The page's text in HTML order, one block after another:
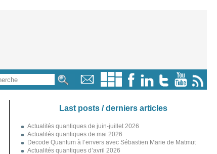
Last posts / derniers articles
Actualités quantiques de juin-juillet 2026
Actualités quantiques de mai 2026
Decode Quantum à l’envers avec Sébastien Marie de Matmut
Actualités quantiques d’avril 2026